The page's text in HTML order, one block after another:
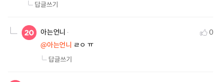
답글쓰기
아는언니
0
@아는언니 ㄹㅇ ㅠ
답글쓰기